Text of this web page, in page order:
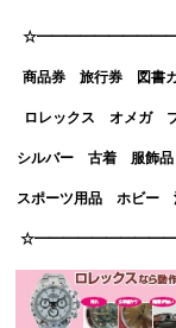
商品券 旅行券 図書
ロレックス オメガ
シルバー 古着 服飾
スポーツ用品 ホビ